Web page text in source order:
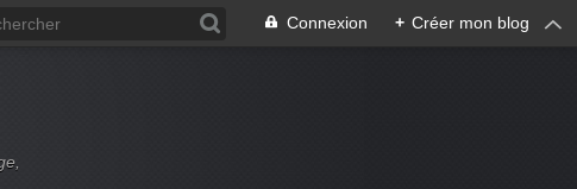
Connexion + Créer mon blog